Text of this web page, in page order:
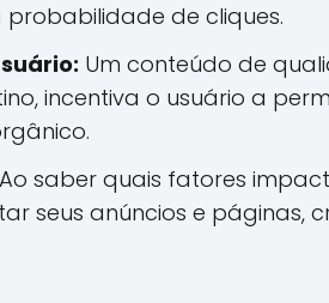
de cliques.
Um conteúdo de
incentiva o usuário a
Ao saber quais fatores
seus anúncios e páginas,